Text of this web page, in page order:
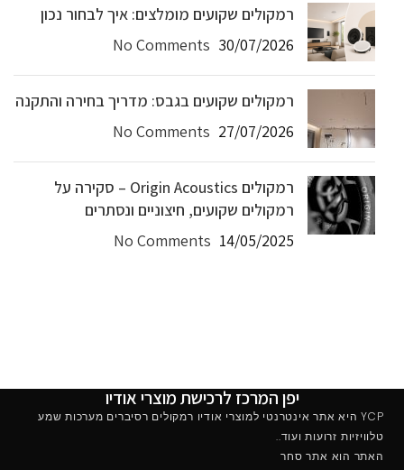
רמקולים שקועים מומלצים: איך לבחור נכון
30/07/2026
No Comments
רמקולים שקועים בגבס: מדריך בחירה והתקנה
27/07/2026
No Comments
רמקולים Origin Acoustics – סקירה על
רמקולים שקועים, חיצוניים ונסתרים
14/05/2025
No Comments
יפן המרכז לרכישת מוצרי אודיו
YCP היא אתר אינטרנטי למוצרי אודיו רמקולים רסיברים מערכות שמע
טלוויזיות זרועות ועוד..
האתר הוא אתר סחר